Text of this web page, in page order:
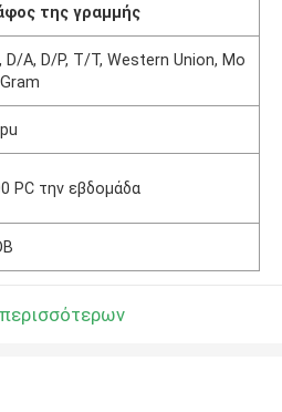
της γραμμής
D/A, D/P, T/T, Western Union, Mo
PC την εβδομάδα